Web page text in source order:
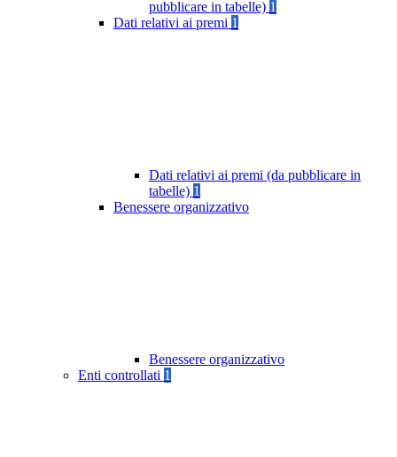
pubblicare in tabelle) 1
Dati relativi ai premi 1
Dati relativi ai premi (da pubblicare in
tabelle) 1
Benessere organizzativo
Benessere organizzativo
Enti controllati 1